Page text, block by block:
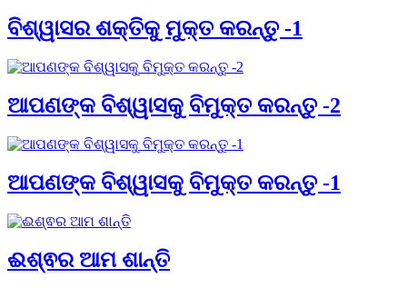
ବିଶ୍ୱାସର ଶକ୍ତିକୁ ମୁକ୍ତ କରନ୍ତୁ -1
ଆପଣଙ୍କ ବିଶ୍ୱାସକୁ ବିମୁକ୍ତ କରନ୍ତୁ -2
ଆପଣଙ୍କ ବିଶ୍ୱାସକୁ ବିମୁକ୍ତ କରନ୍ତୁ -1
ଈଶ୍ଵର ଆମ ଶାନ୍ତି